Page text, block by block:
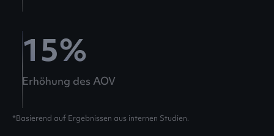
15%
Erhöhung des AOV
*Basierend auf Ergebnissen aus internen Studien.